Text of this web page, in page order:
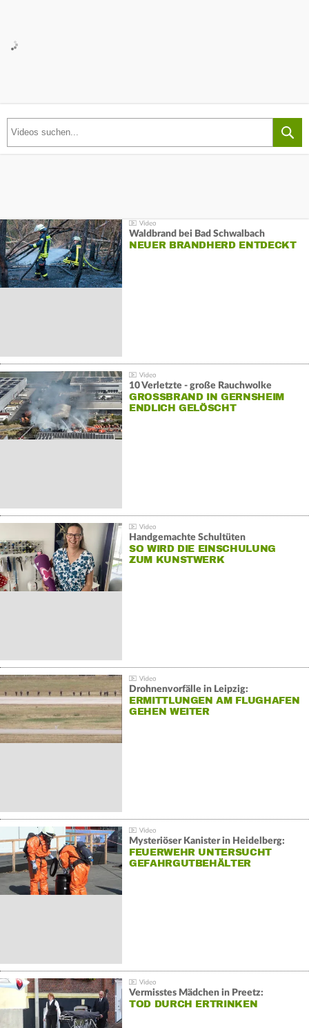
Waldbrand bei Bad Schwalbach
NEUER BRANDHERD ENTDECKT
10 Verletzte - große Rauchwolke
GROSSBRAND IN GERNSHEIM E
NDLICH GELÖSCHT
Handgemachte Schultüten
SO WIRD DIE EINSCHULUNG
ZUM KUNSTWERK
Drohnenvorfälle in Leipzig:
ERMITTLUNGEN AM FLUGHAFEN
GEHEN WEITER
Mysteriöser Kanister in Heidelberg:
FEUERWEHR UNTERSUCHT
GEFAHRGUTBEHÄLTER
Vermisstes Mädchen in Preetz:
TOD DURCH ERTRINKEN